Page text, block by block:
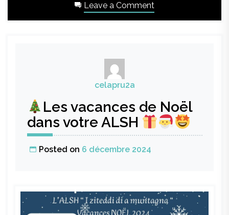
Leave a Comment
et
février
dans
celapru2a
Les vacances de Noël
dans votre ALSH
Posted on 6 décembre 2024